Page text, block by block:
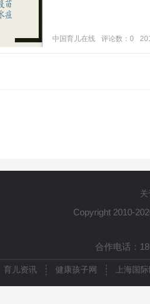
中国育儿在线 评论数：0
Copyright 2010-
合作电话：
育儿资讯 健康孩子网 上海国